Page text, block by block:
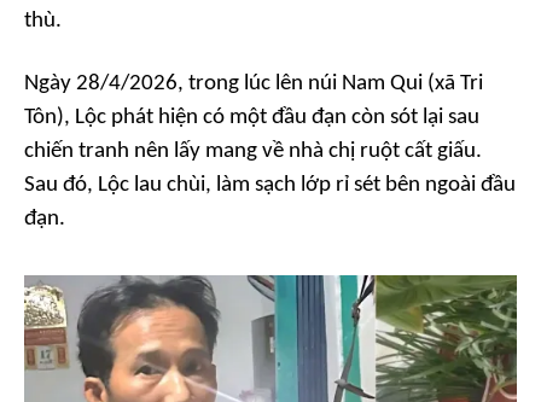
thù.
Ngày 28/4/2026, trong lúc lên núi Nam Qui (xã Tri
Tôn), Lộc phát hiện có một đầu đạn còn sót lại sau
chiến tranh nên lấy mang về nhà chị ruột cất giấu.
Sau đó, Lộc lau chùi, làm sạch lớp rỉ sét bên ngoài đầu
đạn.